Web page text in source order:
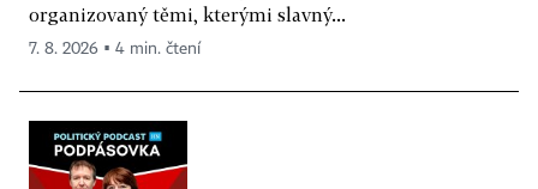
organizovaný těmi, kterými slavný...
7. 8. 2026 ▪ 4 min. čtení